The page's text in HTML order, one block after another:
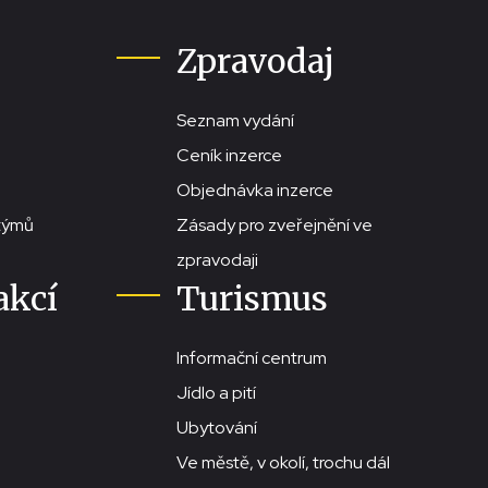
Zpravodaj
Seznam vydání
Ceník inzerce
Objednávka inzerce
Zásady pro zveřejnění ve
zpravodaji
Turismus
Informační centrum
Jídlo a pití
Ubytování
Ve městě, v okolí, trochu dál